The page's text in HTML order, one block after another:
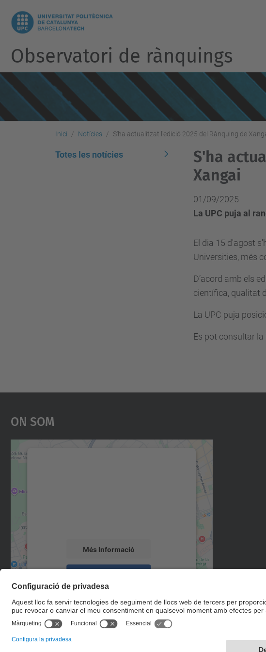
Observatori de rànquings
Inici Notícies S'ha actualitzat l'edició 2025 del Rànquing de
S'ha
Xangai
01/09/2025
La UPC puja al
El dia 15 d'agost
Universities, més
D’acord amb els
científica, qualitat
La UPC puja
Es pot consultar
Totes les notícies
On Som
Més Informació
powered by
Management Platform